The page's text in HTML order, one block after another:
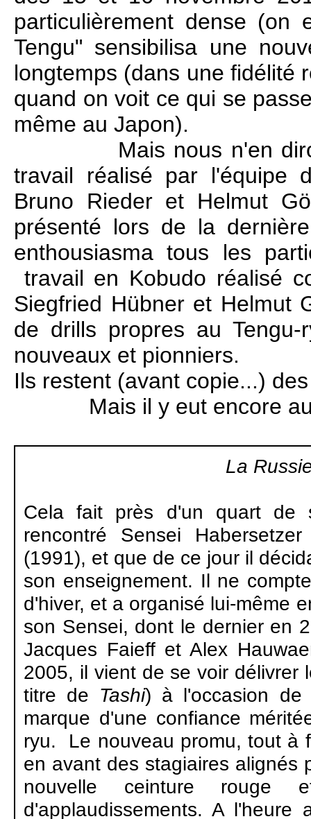
particulièrement dense
Tengu" sensibilisa une
longtemps (dans une fidélité
quand on voit ce qui se
même au Japon).
Mais nous n'en
travail réalisé par l'équipe
Bruno Rieder et Helmut
présenté lors de la
enthousiasma tous les
travail en Kobudo réalisé
Siegfried Hübner et Helmut
de drills propres au
nouveaux et pionniers.
Ils restent (avant copie...)
Mais il y eut encore
La
Cela fait près d'un quart de
rencontré Sensei
(1991), et que de ce jour il
son enseignement. Il ne
d'hiver, et a organisé lui-même
son Sensei, dont le dernier en
Jacques Faieff et Alex
2005, il vient de se voir
titre de Tashi) à l'occasion de
marque d'une confiance
ryu.
Le nouveau promu, tout à
en avant des stagiaires alignés
nouvelle ceinture rouge
d'applaudissements. A